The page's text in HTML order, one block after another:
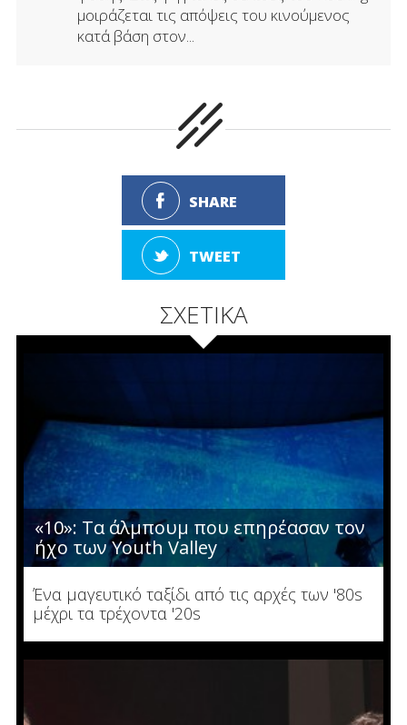
μοιράζεται τις απόψεις του κινούμενος
κατά βάση στον...
SHARE
TWEET
ΣΧΕΤΙΚΑ
«10»: Τα άλμπουμ που επηρέασαν τον
ήχο των Youth Valley
Ένα μαγευτικό ταξίδι από τις αρχές των '80s
μέχρι τα τρέχοντα '20s